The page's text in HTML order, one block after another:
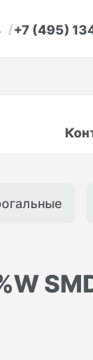
+7 (495)